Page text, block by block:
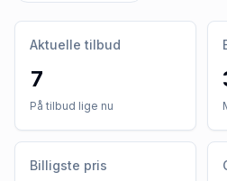
Aktuelle tilbud
7
På tilbud lige nu
Billigste pris